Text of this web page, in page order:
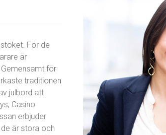
För de
är
för
traditionen
julbord att
Casino
erbjuder
är stora och